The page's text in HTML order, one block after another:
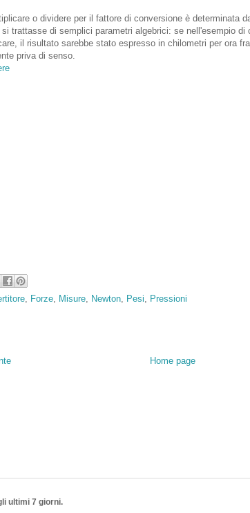
o dividere per il fattore di conversione è determinata
trattasse di semplici parametri algebrici: se nell'esempio
il risultato sarebbe stato espresso in chilometri per ora
priva di senso.
, Forze, Misure, Newton, Pesi, Pressioni
Home page
ultimi 7 giorni.